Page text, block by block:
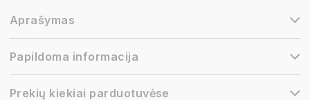
Aprašymas
Papildoma informacija
Prekių kiekiai parduotuvėse